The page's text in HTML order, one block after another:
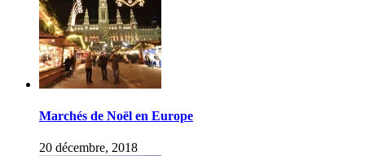
Marchés de Noël en Europe
20 décembre, 2018